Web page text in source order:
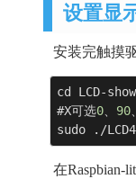
设置显
安装完触摸
cd LCD-
#X可选0、 90、
sudo ./
在Raspbian-